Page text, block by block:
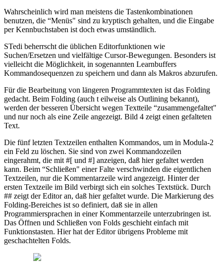
Wahrscheinlich wird man meistens die Tastenkombinationen
benutzen, die “Menüs" sind zu kryptisch gehalten, und die Eingabe
per Kennbuchstaben ist doch etwas umständlich.
STedi beherrscht die üblichen Editorfunktionen wie
Suchen/Ersetzen und vielfältige Cursor-Bewegungen. Besonders ist
vielleicht die Möglichkeit, in sogenannten Learnbuffers
Kommandosequenzen zu speichern und dann als Makros abzurufen.
Für die Bearbeitung von längeren Programmtexten ist das Folding
gedacht. Beim Folding (auch t eilweise als Outlining bekannt),
werden der besseren Übersicht wegen Textteile “zusammengefaltet"
und nur noch als eine Zeile angezeigt. Bild 4 zeigt einen gefalteten
Text.
Die fünf letzten Textzeilen enthalten Kommandos, um in Modula-2
ein Feld zu löschen. Sie sind von zwei Kommandozeilen
eingerahmt, die mit #[ und #] anzeigen, daß hier gefaltet werden
kann. Beim “Schließen" einer Falte verschwinden die eigentlichen
Textzeilen, nur die Kommentarzeile wird angezeigt. Hinter der
ersten Textzeile im Bild verbirgt sich ein solches Textstück. Durch
## zeigt der Editor an, daß hier gefaltet wurde. Die Markierung des
Folding-Bereiches ist so definiert, daß sie in allen
Programmiersprachen in einer Kommentarzeile unterzubringen ist.
Das Öffnen und Schließen von Folds geschieht einfach mit
Funktionstasten. Hier hat der Editor übrigens Probleme mit
geschachtelten Folds.